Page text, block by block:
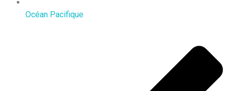
Océan Pacifique